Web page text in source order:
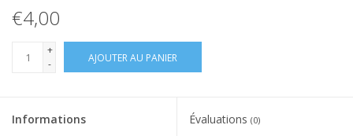
€4,00
+
-
AJOUTER AU PANIER
Informations Évaluations (0)